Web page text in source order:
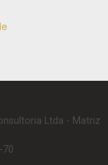
Ltda - Matriz
70